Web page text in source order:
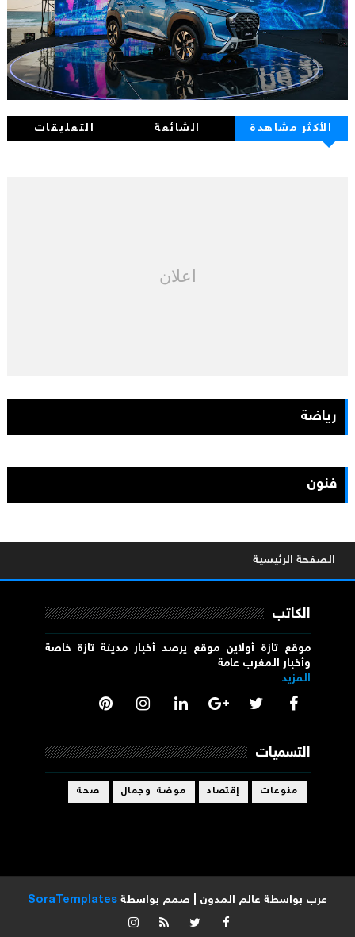
الأكثر مشاهدة الشائعة التعليقات
اعلان
رياضة
فنون
الصفحة الرئيسية
الكاتب
موقع تازة أولاين موقع يرصد أخبار مدينة تازة خاصة
وأخبار المغرب عامة
المزيد
التسميات
منوعات إقتصاد موضة وجمال صحة
عرب بواسطة عالم المدون | صمم بواسطة SoraTemplates